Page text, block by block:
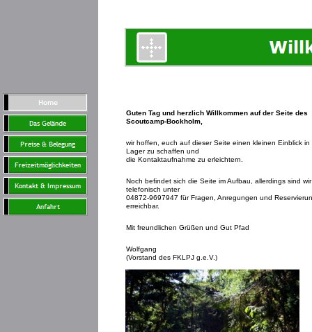
Guten Tag und herzlich Willkommen auf der Seite des
Scoutcamp-Bockholm,
wir hoffen, euch auf dieser Seite einen kleinen Einblick in
Lager zu schaffen und
die Kontaktaufnahme zu erleichtern.
Noch befindet sich die Seite im Aufbau, allerdings sind wir
telefonisch unter
04872-9697947 für Fragen, Anregungen und
erreichbar.
Mit freundlichen Grüßen und Gut Pfad
Wolfgang
(Vorstand des FKLPJ g.e.V.)